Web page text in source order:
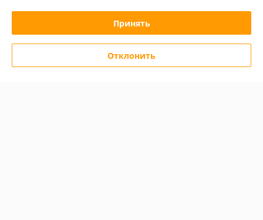
Политика обработки cookies
Сайт создан на платформе Deal.by
Принять
Отклонить